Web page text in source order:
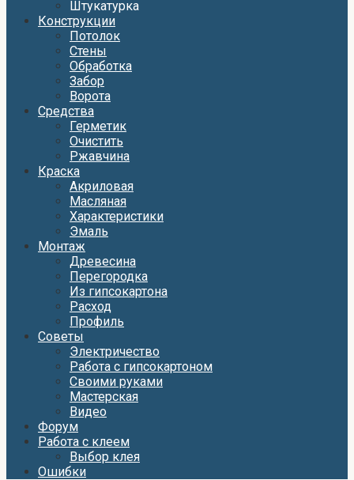
Штукатурка
Конструкции
Потолок
Стены
Обработка
Забор
Ворота
Средства
Герметик
Очистить
Ржавчина
Краска
Акриловая
Масляная
Характеристики
Эмаль
Монтаж
Древесина
Перегородка
Из гипсокартона
Расход
Профиль
Советы
Электричество
Работа с гипсокартоном
Своими руками
Мастерская
Видео
Форум
Работа с клеем
Выбор клея
Ошибки